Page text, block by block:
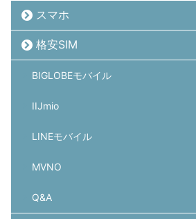
スマホ
格安SIM
BIGLOBEモバイル
IIJmio
LINEモバイル
MVNO
Q&A